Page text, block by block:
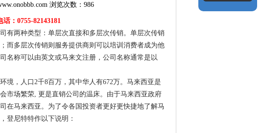
浏览次数：986
话：0755-82143181
有两种类型：单层次直接和多层次传销。单层次传销
而多层次传销则服务提供商则可以培训消费者成为他
名称可以由英文或马来文注册，公司名称通常是以
境，人口2千8百万，其中华人有672万。马来西亚是
市场繁荣, 更是直销公司的温床。由于马来西亚政府
在马来西亚。为了令各国投资者更好更快捷地了解马
登尼特特作以下说明：